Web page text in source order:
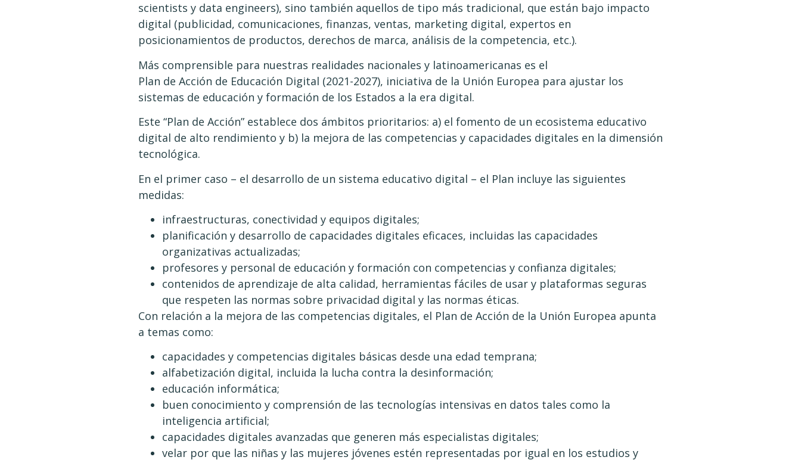
scientists y data engineers), sino también aquellos de tipo más tradicional, que están bajo impacto
digital (publicidad, comunicaciones, finanzas, ventas, marketing digital, expertos en
posicionamientos de productos, derechos de marca, análisis de la competencia, etc.).
Más comprensible para nuestras realidades nacionales y latinoamericanas es el
Plan de Acción de Educación Digital (2021-2027), iniciativa de la Unión Europea para ajustar los
sistemas de educación y formación de los Estados a la era digital.
Este “Plan de Acción” establece dos ámbitos prioritarios: a) el fomento de un ecosistema educativo
digital de alto rendimiento y b) la mejora de las competencias y capacidades digitales en la dimensión
tecnológica.
En el primer caso – el desarrollo de un sistema educativo digital – el Plan incluye las siguientes
medidas:
infraestructuras, conectividad y equipos digitales;
planificación y desarrollo de capacidades digitales eficaces, incluidas las capacidades
organizativas actualizadas;
profesores y personal de educación y formación con competencias y confianza digitales;
contenidos de aprendizaje de alta calidad, herramientas fáciles de usar y plataformas seguras
que respeten las normas sobre privacidad digital y las normas éticas.
Con relación a la mejora de las competencias digitales, el Plan de Acción de la Unión Europea apunta
a temas como:
capacidades y competencias digitales básicas desde una edad temprana;
alfabetización digital, incluida la lucha contra la desinformación;
educación informática;
buen conocimiento y comprensión de las tecnologías intensivas en datos tales como la
inteligencia artificial;
capacidades digitales avanzadas que generen más especialistas digitales;
velar por que las niñas y las mujeres jóvenes estén representadas por igual en los estudios y